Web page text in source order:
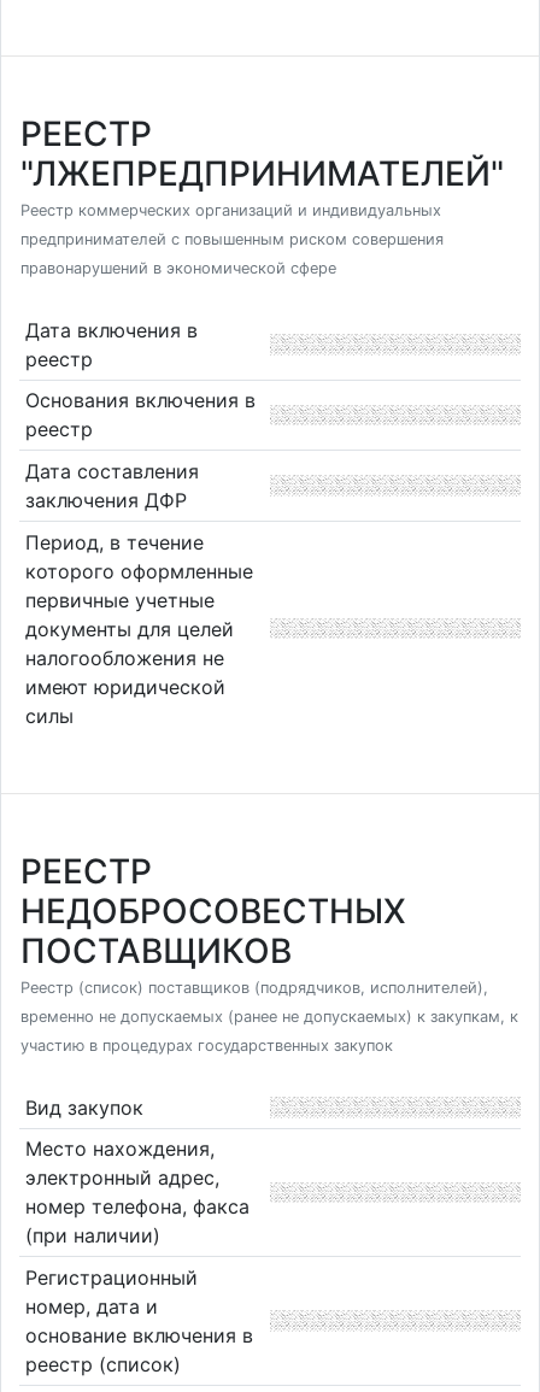
РЕЕСТР
"ЛЖЕПРЕДПРИНИМАТЕЛЕЙ"
Реестр коммерческих организаций и индивидуальных
предпринимателей с повышенным риском совершения
правонарушений в экономической сфере
Дата включения в
реестр
Основания включения в
реестр
Дата составления
заключения ДФР
Период, в течение
которого оформленные
первичные учетные
документы для целей
налогообложения не
имеют юридической
силы
РЕЕСТР
НЕДОБРОСОВЕСТНЫХ
ПОСТАВЩИКОВ
Реестр (список) поставщиков (подрядчиков, исполнителей),
временно не допускаемых (ранее не допускаемых) к закупкам, к
участию в процедурах государственных закупок
Вид закупок
Место нахождения,
электронный адрес,
номер телефона, факса
(при наличии)
Регистрационный
номер, дата и
основание включения в
реестр (список)